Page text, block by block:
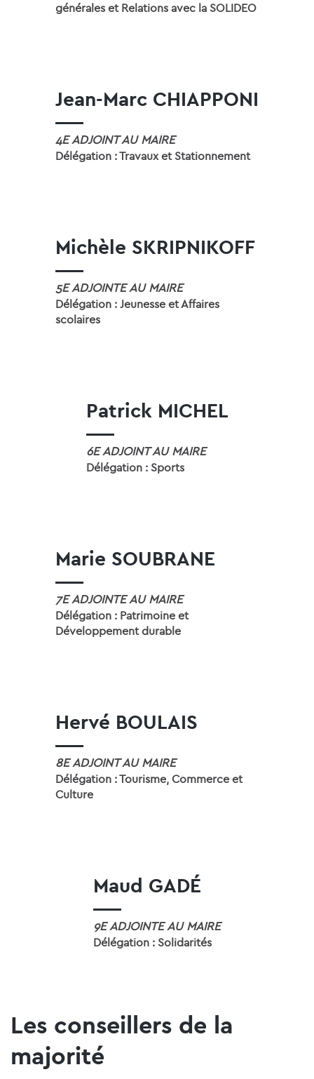
générales et Relations avec la SOLIDEO
Jean-Marc CHIAPPONI
4E ADJOINT AU MAIRE
Délégation : Travaux et Stationnement
Michèle SKRIPNIKOFF
5E ADJOINTE AU MAIRE
Délégation : Jeunesse et Affaires
scolaires
Patrick MICHEL
6E ADJOINT AU MAIRE
Délégation : Sports
Marie SOUBRANE
7E ADJOINTE AU MAIRE
Délégation : Patrimoine et
Développement durable
Hervé BOULAIS
8E ADJOINT AU MAIRE
Délégation : Tourisme, Commerce et
Culture
Maud GADÉ
9E ADJOINTE AU MAIRE
Délégation : Solidarités
Les conseillers de la
majorité